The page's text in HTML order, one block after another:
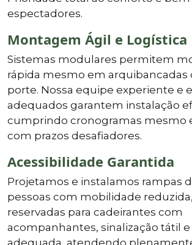
espectadores.
Montagem Ágil e Logística
Sistemas modulares permitem
rápida mesmo em arquibancadas
porte. Nossa equipe experiente e
adequados garantem instalação
cumprindo cronogramas mesmo
com prazos desafiadores.
Acessibilidade Garantida
Projetamos e instalamos rampas
pessoas com mobilidade
reservadas para cadeirantes com
acompanhantes, sinalização tátil e
adequada, atendendo